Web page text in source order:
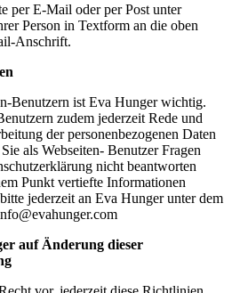
per E-Mail oder per Post unter
Person in Textform an die oben
Anschrift.
Benutzern ist Eva Hunger wichtig.
zudem jederzeit Rede und
der personenbezogenen Daten
als Webseiten- Benutzer Fragen
nicht beantworten
Punkt vertiefte Informationen
jederzeit an Eva Hunger unter dem
auf Änderung dieser